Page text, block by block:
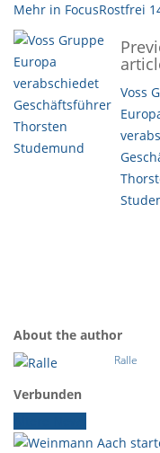
Mehr in FocusRostfrei
Voss
About the author
Ralle
Verbunden